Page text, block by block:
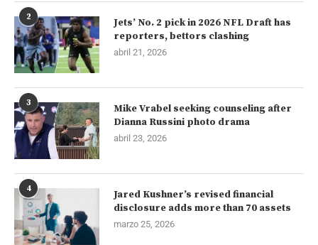
2
Jets’ No. 2 pick in 2026 NFL Draft has
reporters, bettors clashing
abril 21, 2026
3
Mike Vrabel seeking counseling after
Dianna Russini photo drama
abril 23, 2026
4
Jared Kushner’s revised financial
disclosure adds more than 70 assets
marzo 25, 2026